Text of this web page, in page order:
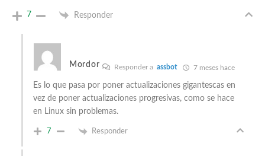
7 Responder
Mordor Responder aassbot 7 meses hace
Es lo que pasa por poner actualizaciones gigantescas en
vez de poner actualizaciones progresivas, como se hace
en Linux sin problemas.
7 Responder